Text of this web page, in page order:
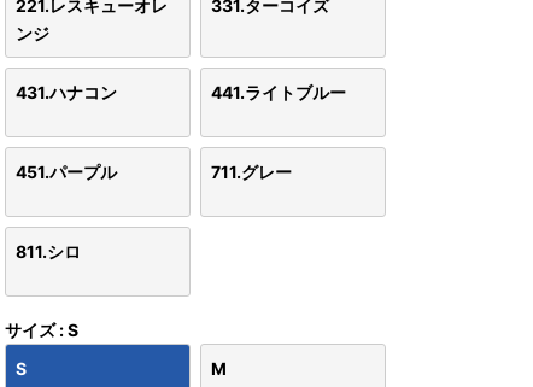
221.レスキューオレ
ンジ
331.ターコイズ
431.ハナコン 441.ライトブルー
451.パープル 711.グレー
811.シロ
サイズ S
S
M